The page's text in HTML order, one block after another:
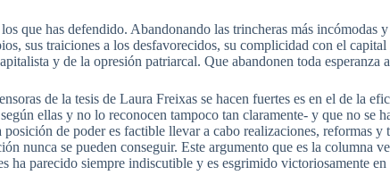
que has defendido. Abandonando las trincheras más incómodas
sus traiciones a los desfavorecidos, su complicidad con el
y de la opresión patriarcal. Que abandonen toda esperanza
de la tesis de Laura Freixas se hacen fuertes es en el de la
ellas y no lo reconocen tampoco tan claramente- y que no se
de poder es factible llevar a cabo realizaciones, reformas y
nunca se pueden conseguir. Este argumento que es la columna
ha parecido siempre indiscutible y es esgrimido victoriosamente en